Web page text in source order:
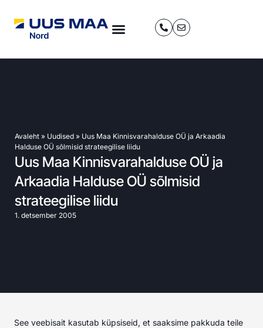
Avaleht » Uudised » Uus Maa Kinnisvarahalduse OÜ ja Arkaadia
Halduse OÜ sõlmisid strateegilise liidu
Uus Maa Kinnisvarahalduse OÜ ja
Arkaadia Halduse OÜ sõlmisid
strateegilise liidu
1. detsember 2005
See veebisait kasutab küpsiseid, et saaksime pakkuda teile